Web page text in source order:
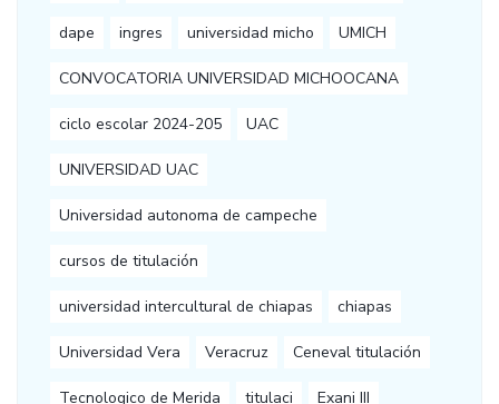
dape ingres universidad micho UMICH
CONVOCATORIA UNIVERSIDAD MICHOOCANA
ciclo escolar 2024-205 UAC
UNIVERSIDAD UAC
Universidad autonoma de campeche
cursos de titulación
universidad intercultural de chiapas chiapas
Universidad Vera Veracruz Ceneval titulación
Tecnologico de Merida titulaci Exani III